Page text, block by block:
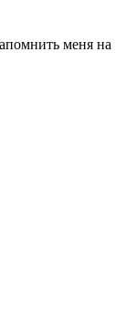
меня на